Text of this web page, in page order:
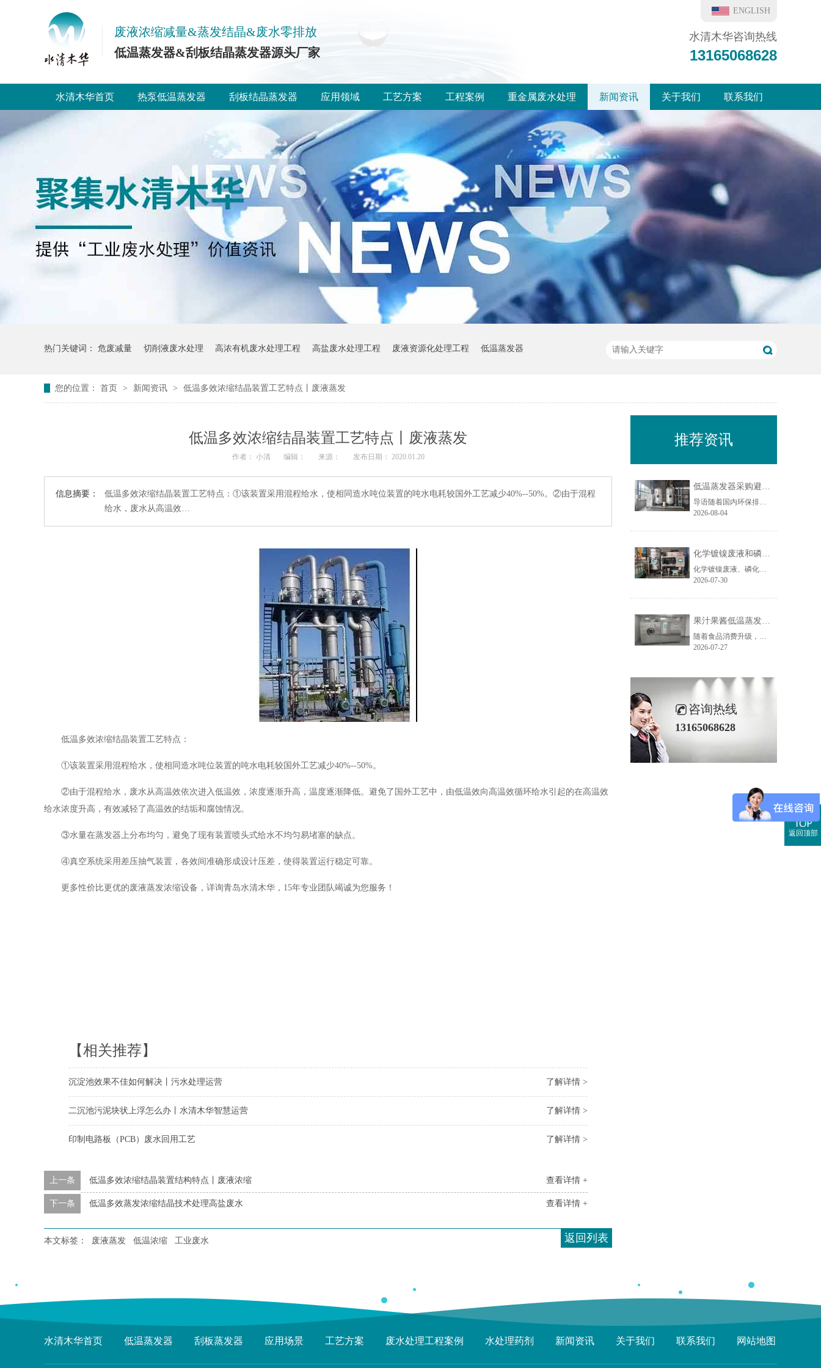
废液浓缩减量&蒸发结晶&废水零排放
低温蒸发器&刮板结晶蒸发器源头厂家
ENGLISH
水清木华咨询热线
13165068628
水清木华首页 热泵低温蒸发器 刮板结晶蒸发器 应用领域 工艺方案 工程案例 重金属废水处理 新闻资讯 关于我们 联系我们
热门关键词： 危废减量 切削液废水处理 高浓有机废水处理工程 高盐废水处理工程 废液资源化处理工程 低温蒸发器
您的位置： 首页 > 新闻资讯 > 低温多效浓缩结晶装置工艺特点丨废液蒸发
低温多效浓缩结晶装置工艺特点丨废液蒸发
作者： 小清 编辑： 来源： 发布日期： 2020.01.20
信息摘要：
低温多效浓缩结晶装置工艺特点：①该装置采用混程给水，使相同造水吨位装置的吨水电耗较国外工艺减少40%--50%。②由于混程
给水，废水从高温效…
低温多效浓缩结晶装置工艺特点：
①该装置采用混程给水，使相同造水吨位装置的吨水电耗较国外工艺减少40%--50%。
②由于混程给水，废水从高温效依次进入低温效，浓度逐渐升高，温度逐渐降低。避免了国外工艺中，由低温效向高温效循环给水引起的在高温效
给水浓度升高，有效减轻了高温效的结垢和腐蚀情况。
③水量在蒸发器上分布均匀，避免了现有装置喷头式给水不均匀易堵塞的缺点。
④真空系统采用差压抽气装置，各效间准确形成设计压差，使得装置运行稳定可靠。
更多性价比更优的废液蒸发浓缩设备，详询青岛水清木华，15年专业团队竭诚为您服务！
【相关推荐】
了解详情 >
沉淀池效果不佳如何解决丨污水处理运营
了解详情 >
二沉池污泥块状上浮怎么办丨水清木华智慧运营
了解详情 >
印制电路板（PCB）废水回用工艺
查看详情 +
上一条 低温多效浓缩结晶装置结构特点丨废液浓缩
查看详情 +
下一条 低温多效蒸发浓缩结晶技术处理高盐废水
返回列表
本文标签： 废液蒸发 低温浓缩 工业废水
推荐资讯
低温蒸发器采购避坑指南：工业废水蒸发设备选型10大坑
导语随着国内环保排放标准持续收紧，工业废液减量、资源化回用与废水零排放（ZLD）成为制造企业的刚性需求，低温蒸发器凭借低温负压运行、能耗可控、适配场景广的特点，被广泛应用于电镀、化工、机械加工、食品加工等行业的废水处理场景。尤其在制造业密集区域，越来越多企业选择低温蒸发器实现废水减量化与水资源回......
2026-08-04
化学镀镍废液和磷化废液如何降低危废处置成本？2 吨/天低温蒸发案例年节省超100万
化学镀镍废液、磷化废液处理成本越来越高，企业如何降低危废处置费用？随着环保监管不断加强，金属表面处理行业产生的化学镀镍废液、磷化废液、电镀废液等高浓度废液，通常被列为危险废物，需要委托具有资质的单位进行处置。近年来，危废委外价格持续上涨，对于每天都会产生高浓度废液的企业而言，委外处置费用已经成......
2026-07-30
果汁果酱低温蒸发浓缩设备选型指南：六大核心因素全面解析
随着食品消费升级，NFC果汁、天然果酱、鲜果浆等高附加值果蔬制品的市场需求持续增长，终端市场对产品的天然风味、原生色泽与营养保留度提出了更高要求。低温真空蒸发浓缩技术凭借30℃以下温和提浓的技术优势，成为热敏性食品物料浓缩的主流方案，而选对适配的低温蒸发设备，是保障产品品质、提升生产效益的关键。在......
2026-07-27
咨询热线
13165068628
水清木华首页 低温蒸发器 刮板蒸发器 应用场景 工艺方案 废水处理工程案例 水处理药剂 新闻资讯 关于我们 联系我们 网站地图
返回顶部